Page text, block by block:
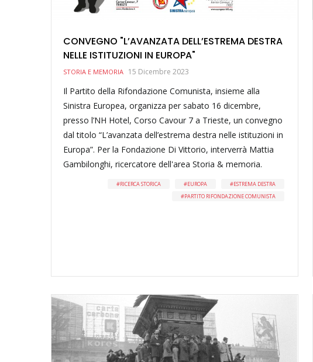
CONVEGNO "L’AVANZATA DELL’ESTREMA DESTRA
NELLE ISTITUZIONI IN EUROPA"
STORIA E MEMORIA 15 Dicembre 2023
Il Partito della Rifondazione Comunista, insieme alla
Sinistra Europea, organizza per sabato 16 dicembre,
presso l’NH Hotel, Corso Cavour 7 a Trieste, un convegno
dal titolo “L’avanzata dell’estrema destra nelle istituzioni in
Europa”. Per la Fondazione Di Vittorio, interverrà Mattia
Gambilonghi, ricercatore dell'area Storia & memoria.
RICERCA STORICA EUROPA
ESTREMA DESTRA
PARTITO RIFONDAZIONE COMUNISTA